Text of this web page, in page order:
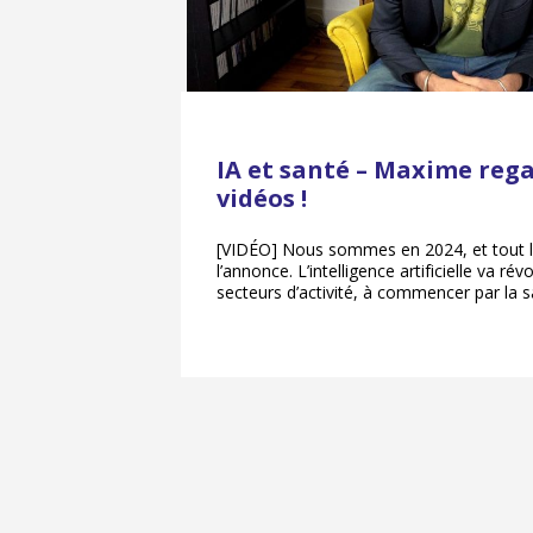
IA et santé – Maxime
vidéos !
[VIDÉO] Nous sommes en 2024, et tout
l’annonce. L’intelligence artificielle va
secteurs d’activité, à commencer par la